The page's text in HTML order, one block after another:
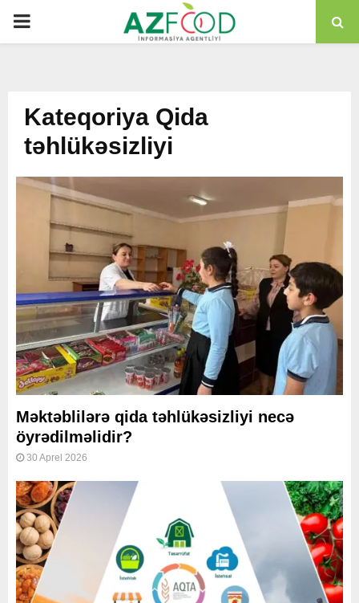
PRIMARY
Kateqoriya Qida
təhlükəsizliyi
Məktəblilərə qida təhlükəsizliyi necə
öyrədilməlidir?
30 Aprel 2026